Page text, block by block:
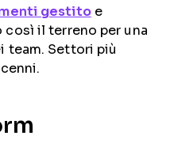
gestitoe
il terreno per una
team. Settori più